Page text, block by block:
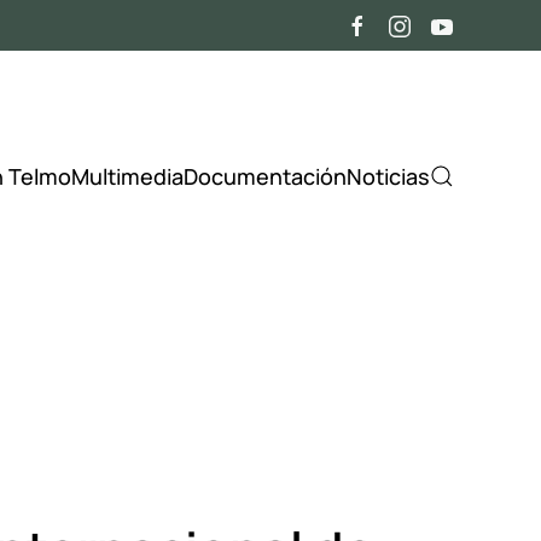
TelmoMultimediaDocumentaciónNoticias